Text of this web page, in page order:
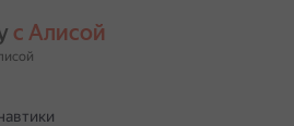
с Алисой